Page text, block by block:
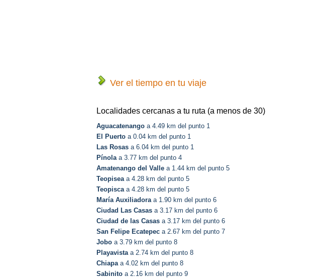
Ver el tiempo en tu viaje
Localidades cercanas a tu ruta (a menos de 30)
Aguacatenango a 4.49 km del punto 1
El Puerto a 0.04 km del punto 1
Las Rosas a 6.04 km del punto 1
Pínolaa 3.77 km del punto 4
Amatenango del Valle a 1.44 km del punto 5
Teopiseaa 4.28 km del punto 5
Teopiscaa 4.28 km del punto 5
María Auxiliadoraa 1.90 km del punto 6
Ciudad Las Casas a 3.17 km del punto 6
Ciudad de las Casas a 3.17 km del punto 6
San Felipe Ecatepec a 2.67 km del punto 7
Jobo a 3.79 km del punto 8
Playavistaa 2.74 km del punto 8
Chiapaa 4.02 km del punto 8
Sabinito a 2.16 km del punto 9